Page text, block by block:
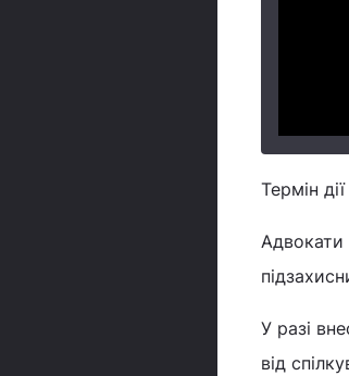
Термін
Адвокати
У разі
від